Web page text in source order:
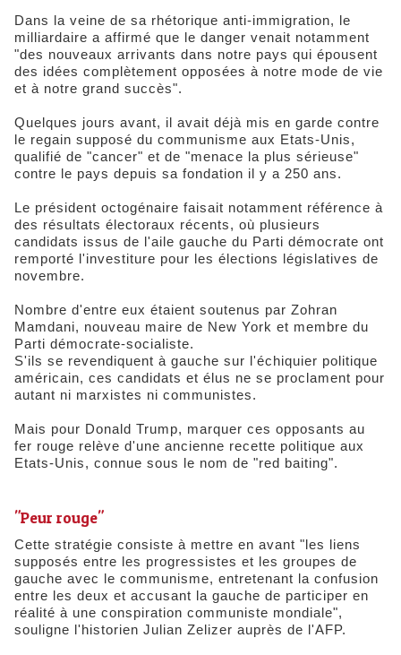
Dans la veine de sa rhétorique anti-immigration, le
milliardaire a affirmé que le danger venait notamment
"des nouveaux arrivants dans notre pays qui épousent
des idées complètement opposées à notre mode de vie
et à notre grand succès".
Quelques jours avant, il avait déjà mis en garde contre
le regain supposé du communisme aux Etats-Unis,
qualifié de "cancer" et de "menace la plus sérieuse"
contre le pays depuis sa fondation il y a 250 ans.
Le président octogénaire faisait notamment référence à
des résultats électoraux récents, où plusieurs
candidats issus de l'aile gauche du Parti démocrate ont
remporté l'investiture pour les élections législatives de
novembre.
Nombre d'entre eux étaient soutenus par Zohran
Mamdani, nouveau maire de New York et membre du
Parti démocrate-socialiste.
S'ils se revendiquent à gauche sur l'échiquier politique
américain, ces candidats et élus ne se proclament pour
autant ni marxistes ni communistes.
Mais pour Donald Trump, marquer ces opposants au
fer rouge relève d'une ancienne recette politique aux
Etats-Unis, connue sous le nom de "red baiting".
"Peur rouge"
Cette stratégie consiste à mettre en avant "les liens
supposés entre les progressistes et les groupes de
gauche avec le communisme, entretenant la confusion
entre les deux et accusant la gauche de participer en
réalité à une conspiration communiste mondiale",
souligne l'historien Julian Zelizer auprès de l'AFP.